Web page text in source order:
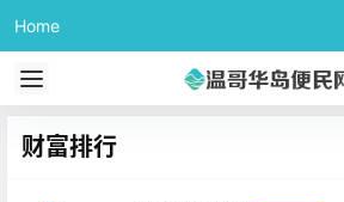
Home
财富排行